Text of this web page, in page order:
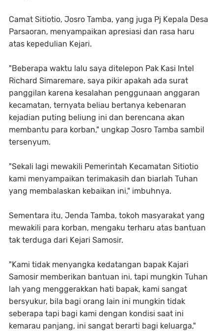
Camat Sitiotio, Josro Tamba, yang juga Pj Kepala Desa
Parsaoran, menyampaikan apresiasi dan rasa haru
atas kepedulian Kejari.
"Beberapa waktu lalu saya ditelepon Pak Kasi Intel
Richard Simaremare, saya pikir apakah ada surat
panggilan karena kesalahan penggunaan anggaran
kecamatan, ternyata beliau bertanya kebenaran
kejadian puting beliung ini dan berencana akan
membantu para korban," ungkap Josro Tamba sambil
tersenyum.
"Sekali lagi mewakili Pemerintah Kecamatan Sitiotio
kami menyampaikan terimakasih dan biarlah Tuhan
yang membalaskan kebaikan ini," imbuhnya.
Sementara itu, Jenda Tamba, tokoh masyarakat yang
mewakili para korban, mengaku terharu atas bantuan
tak terduga dari Kejari Samosir.
"Kami tidak menyangka kedatangan bapak Kajari
Samosir memberikan bantuan ini, tapi mungkin Tuhan
lah yang menggerakkan hati bapak, kami sangat
bersyukur, bila bagi orang lain ini mungkin tidak
seberapa tapi bagi kami dengan kondisi saat ini
kemarau panjang, ini sangat berarti bagi keluarga,"